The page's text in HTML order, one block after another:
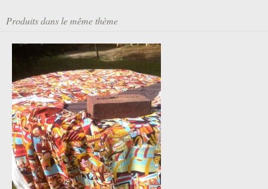
Produits dans le même thème